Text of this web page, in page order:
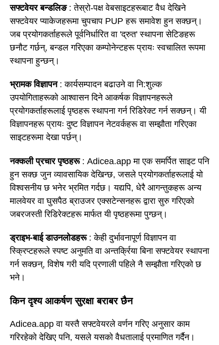
सफ्टवेयर बन्डलिङ: तेस्रो-पक्ष वेबसाइटहरूबाट वैध देखिने
सफ्टवेयर प्याकेजहरूमा चुपचाप PUP हरू समावेश हुन सक्छन्।
जब प्रयोगकर्ताहरूले पूर्वनिर्धारित वा 'द्रुत' स्थापना सेटिङहरू
छनौट गर्छन्, बन्डल गरिएका कम्पोनेन्टहरू प्रायः स्वचालित रूपमा
स्थापना हुन्छन्।
भ्रामक विज्ञापन: कार्यसम्पादन बढाउने वा नि:शुल्क
उपयोगिताहरूको आश्वासन दिने आकर्षक विज्ञापनहरूले
प्रयोगकर्ताहरूलाई पृष्ठहरू स्थापना गर्न रिडिरेक्ट गर्न सक्छन्। यी
विज्ञापनहरू प्रायः दुष्ट विज्ञापन नेटवर्कहरू वा सम्झौता गरिएका
साइटहरूमा देखा पर्छन्।
नक्कली प्रचार पृष्ठहरू: Adicea.app मा एक समर्पित साइट पनि
हुन सक्छ जुन व्यावसायिक देखिन्छ, जसले प्रयोगकर्ताहरूलाई यो
विश्वसनीय छ भनेर भ्रमित गर्दछ। यद्यपि, धेरै आगन्तुकहरू अन्य
मालवेयर वा घुसपैठ ब्राउजर एक्सटेन्सनहरू द्वारा सुरु गरिएको
जबरजस्ती रिडिरेक्टहरू मार्फत यी पृष्ठहरूमा पुग्छन्।
ड्राइभ-बाई डाउनलोडहरू: केही दुर्भावनापूर्ण विज्ञापन वा
स्क्रिप्टहरूले स्पष्ट अनुमति वा अन्तर्क्रिया बिना सफ्टवेयर स्थापना
गर्न सक्छन्, विशेष गरी यदि प्रणाली पहिले नै सम्झौता गरिएको छ
भने।
किन दृश्य आकर्षण सुरक्षा बराबर छैन
Adicea.app वा यस्तै सफ्टवेयरले वर्णन गरिए अनुसार काम
गरिरहेको देखिए पनि, यसले यसको वैधतालाई प्रमाणित गर्दैन।